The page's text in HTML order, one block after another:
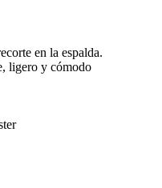
en la espalda.
ligero y cómodo